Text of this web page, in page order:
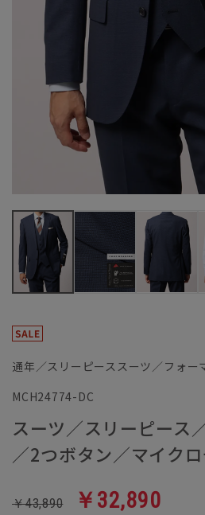
通年／スリーピーススーツ／フォー
MCH24774-DC
スーツ／スリーピース
／2つボタン／マイク
￥43,890 ￥32,890